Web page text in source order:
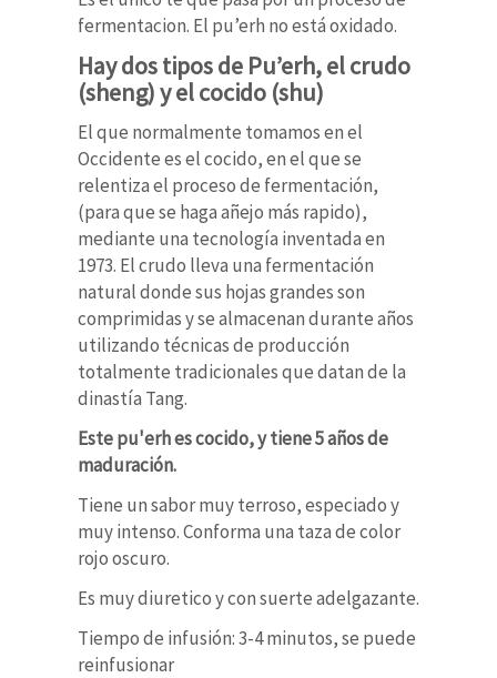
fermentacion. El pu’erh no está oxidado.
Hay dos tipos de Pu’erh, el crudo
(sheng) y el cocido (shu)
El que normalmente tomamos en el
Occidente es el cocido, en el que se
relentiza el proceso de fermentación,
(para que se haga añejo más rapido),
mediante una tecnología inventada en
1973. El crudo lleva una fermentación
natural donde sus hojas grandes son
comprimidas y se almacenan durante años
utilizando técnicas de producción
totalmente tradicionales que datan de la
dinastía Tang.
Este pu'erh es cocido, y tiene 5 años de
maduración.
Tiene un sabor muy terroso, especiado y
muy intenso. Conforma una taza de color
rojo oscuro.
Es muy diuretico y con suerte adelgazante.
Tiempo de infusión: 3-4 minutos, se puede
reinfusionar